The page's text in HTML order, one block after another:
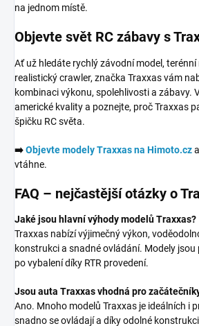
na jednom místě.
Objevte svět RC zábavy s
Ať už hledáte rychlý závodní model,
realistický crawler, značka Traxxas vám
kombinaci výkonu, spolehlivosti a zábavy.
americké kvality a poznejte, proč Traxxas
špičku RC světa.
➡️Objevte modely Traxxas na Himoto.cz
vtáhne.
FAQ – nejčastější otázky o
Jaké jsou hlavní výhody modelů Traxxas?
Traxxas nabízí výjimečný výkon,
konstrukci a snadné ovládání. Modely jsou
po vybalení díky RTR provedení.
Jsou auta Traxxas vhodná pro
Ano. Mnoho modelů Traxxas je ideálních i
snadno se ovládají a díky odolné